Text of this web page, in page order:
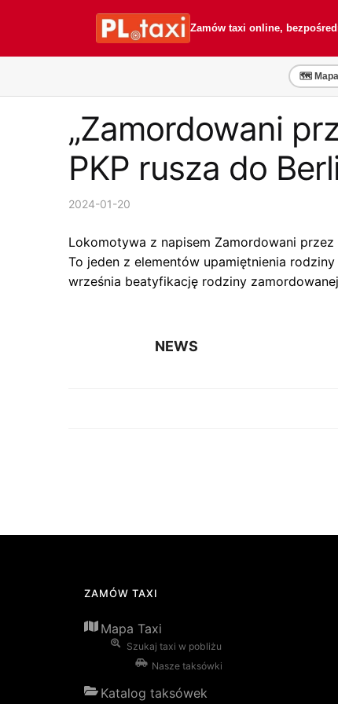
Zamów taxi online,
🗺️ Mapa
„Zamordowani
PKP rusza do
2024-01-20
Lokomotywa z napisem Zamordowani
To jeden z elementów upamiętnienia
września beatyfikację rodziny
NEWS
ZAMÓW TAXI
Mapa Taxi
Szukaj taxi w pobliżu
Nasze taksówki
Katalog taksówek